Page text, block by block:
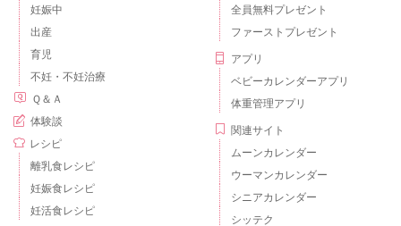
妊娠中
出産
育児
不妊・不妊治療
Ｑ＆Ａ
体験談
レシピ
離乳食レシピ
妊娠食レシピ
妊活食レシピ
全員無料プレゼント
ファーストプレゼント
アプリ
ベビーカレンダーアプリ
体重管理アプリ
関連サイト
ムーンカレンダー
ウーマンカレンダー
シニアカレンダー
シッテク